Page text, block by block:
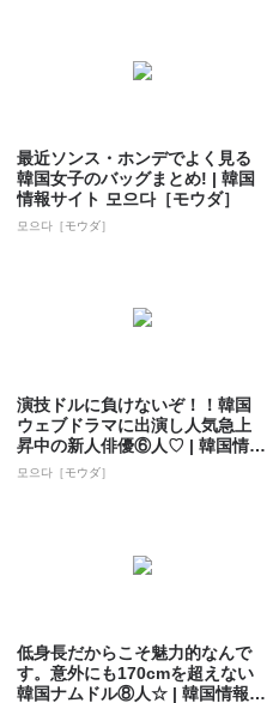
最近ソンス・ホンデでよく見る
韓国女子のバッグまとめ! | 韓国
情報サイト 모으다［モウダ］
모으다［モウダ］
演技ドルに負けないぞ！！韓国
ウェブドラマに出演し人気急上
昇中の新人俳優⑥人♡ | 韓国情報
サイト ...
모으다［モウダ］
低身長だからこそ魅力的なんで
す。意外にも170cmを超えない
韓国ナムドル⑧人☆ | 韓国情報サ